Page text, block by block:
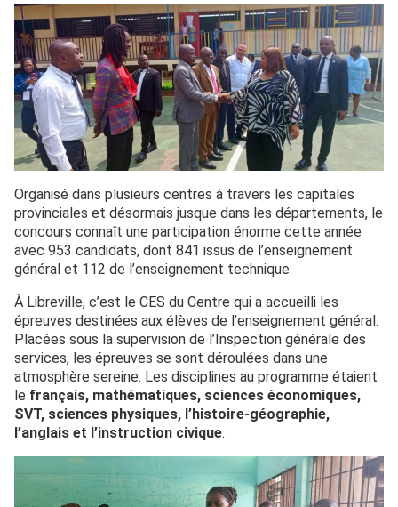
Organisé dans plusieurs centres à travers les capitales
provinciales et désormais jusque dans les départements, le
concours connaît une participation énorme cette année
avec 953 candidats, dont 841 issus de l’enseignement
général et 112 de l’enseignement technique.
À Libreville, c’est le CES du Centre qui a accueilli les
épreuves destinées aux élèves de l’enseignement général.
Placées sous la supervision de l’Inspection générale des
services, les épreuves se sont déroulées dans une
atmosphère sereine. Les disciplines au programme étaient
le français, mathématiques, sciences économiques,
SVT, sciences physiques, l’histoire-géographie,
l’anglais et l’instruction civique.